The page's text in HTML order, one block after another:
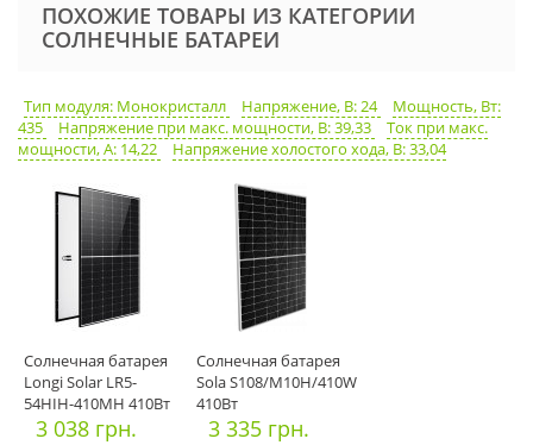
ПОХОЖИЕ ТОВАРЫ ИЗ КАТЕГОРИИ
СОЛНЕЧНЫЕ БАТАРЕИ
Тип модуля: Монокристалл Напряжение, В: 24
Мощность, Вт:
435
Напряжение при макс. мощности, В: 39,33
Ток при макс.
мощности, А: 14,22
Напряжение холостого хода, В: 33,04
Солнечная батарея
Longi Solar LR5-
54HIH-410MH 410Вт
3 038 грн.
Солнечная батарея
Sola S108/M10H/410W
410Вт
3 335 грн.